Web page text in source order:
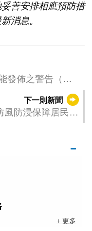
善安排相應預防措
消息。
發佈之警告（更
下一則新聞
風防浸保障居民安
+ 更多